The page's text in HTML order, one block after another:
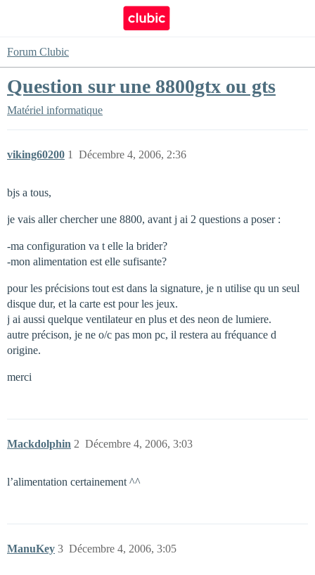
Forum Clubic
Question sur une 8800gtx ou gts
Matériel informatique
viking60200 Décembre 4, 2006, 2:36
1
bjs a tous,
je vais aller chercher une 8800, avant j ai 2 questions a poser :
-ma configuration va t elle la brider?
-mon alimentation est elle sufisante?
pour les précisions tout est dans la signature, je n utilise qu un seul
disque dur, et la carte est pour les jeux.
j ai aussi quelque ventilateur en plus et des neon de lumiere.
autre précison, je ne o/c pas mon pc, il restera au fréquance d
origine.
merci
Mackdolphin Décembre 4, 2006, 3:03
2
l’alimentation certainement ^^
ManuKey Décembre 4, 2006, 3:05
3